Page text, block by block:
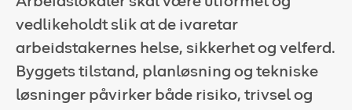
Kundeportal
Kontakt oss
vedlikeholdt slik at de ivaretar
arbeidstakernes helse, sikkerhet og velferd.
Byggets tilstand, planløsning og tekniske
løsninger påvirker både risiko, trivsel og